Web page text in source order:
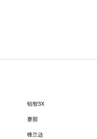
铂智3X
赛那
锋兰达